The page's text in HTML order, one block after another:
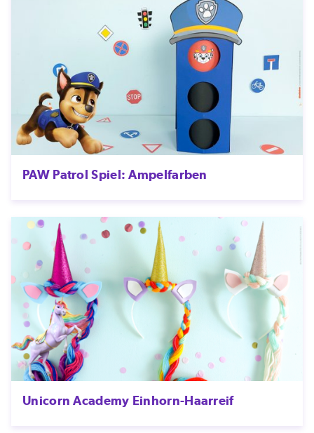
PAW Patrol Spiel: Ampelfarben
Unicorn Academy Einhorn-Haarreif